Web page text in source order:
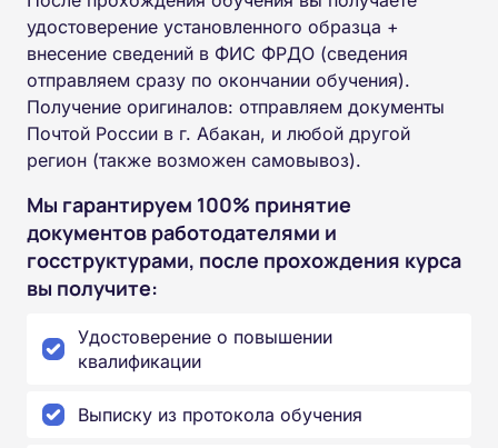
удостоверение установленного образца +
внесение сведений в ФИС ФРДО (сведения
отправляем сразу по окончании обучения).
Получение оригиналов: отправляем документы
Почтой России в г. Абакан, и любой другой
регион (также возможен самовывоз).
Мы гарантируем 100% принятие
документов работодателями и
госструктурами, после прохождения курса
вы получите:
Удостоверение о повышении
квалификации
Выписку из протокола обучения